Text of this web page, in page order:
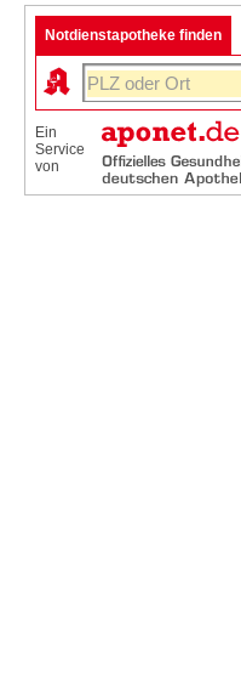
Notdienstapotheke finden
Ein
Service
von